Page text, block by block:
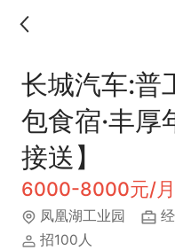
长城汽车:普
包食宿·丰厚
接送】
6000-8000元/月
凤凰湖工业园
招100人